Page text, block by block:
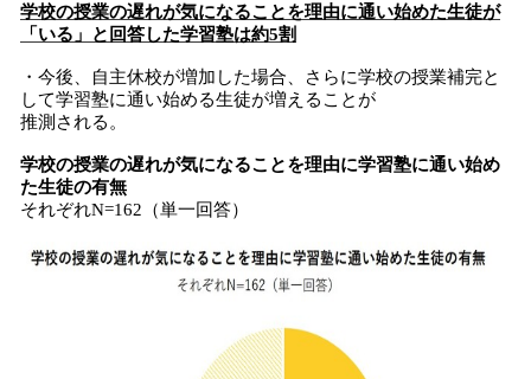
学校の授業の遅れが気になることを理由に通い始めた生徒が
「いる」と回答した学習塾は約5割
・今後、自主休校が増加した場合、さらに学校の授業補完と
して学習塾に通い始める生徒が増えることが
推測される。
学校の授業の遅れが気になることを理由に学習塾に通い始め
た生徒の有無
それぞれN=162（単一回答）